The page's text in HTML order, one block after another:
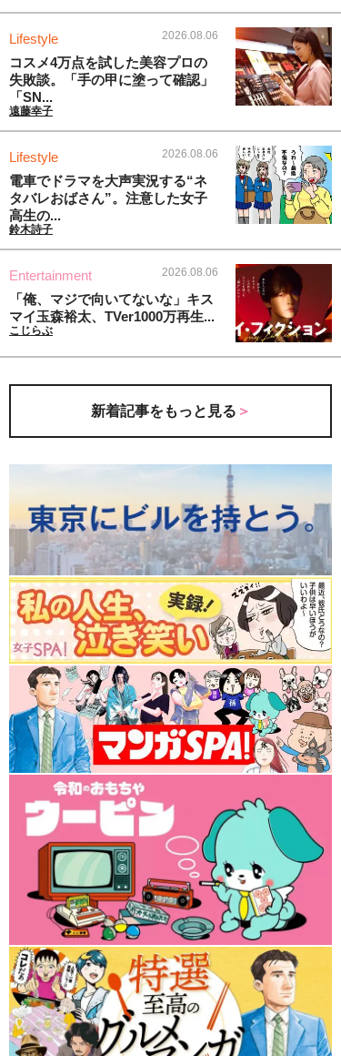
Lifestyle 2026.08.06
コスメ4万点を試した美容プロの
失敗談。「手の甲に塗って確認」
「SN...
遠藤幸子
Lifestyle 2026.08.06
電車でドラマを大声実況する“ネ
タバレおばさん”。注意した女子
高生の...
鈴木詩子
Entertainment 2026.08.06
「俺、マジで向いてないな」キス
マイ玉森裕太、TVer1000万再生...
こじらぶ
新着記事をもっと見る